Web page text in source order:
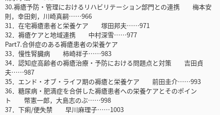
30.褥瘡予防・管理におけるリハビリテーション部門との連携 梅本安
則，幸田剣，川崎真嗣……966
31．在宅褥瘡患者と栄養ケア 塚田邦夫……971
32．褥瘡ケアと地域連携 中村深雪……977
Part7.合併症のある褥瘡患者の栄養ケア
33．慢性腎臓病 柿崎祥子……983
34．認知症高齢者の褥瘡治療・予防における問題点と対策 吉田貞
夫……987
35．エンド・オブ・ライフ期の褥瘡と栄養ケア 前田圭介……993
36．糖尿病・肥満症を合併した褥瘡患者への栄養ケアとそのポイン
ト 幣憲一郎，大島志のぶ……998
37．下痢/便失禁 早川麻理子……1003